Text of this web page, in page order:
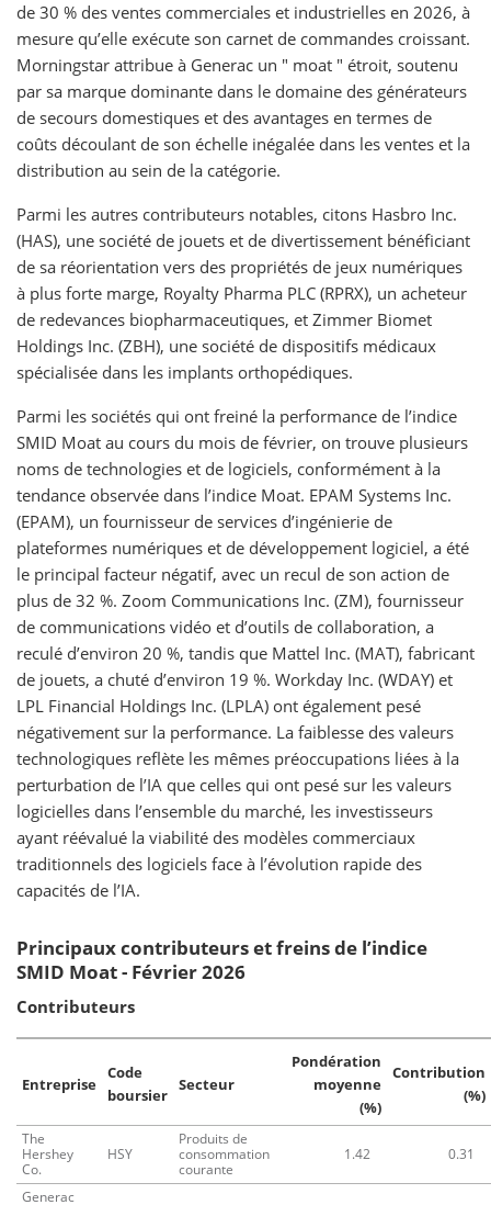
de 30 % des ventes commerciales et industrielles en 2026, à
mesure qu’elle exécute son carnet de commandes croissant.
Morningstar attribue à Generac un " moat " étroit, soutenu
par sa marque dominante dans le domaine des générateurs
de secours domestiques et des avantages en termes de
coûts découlant de son échelle inégalée dans les ventes et la
distribution au sein de la catégorie.
Parmi les autres contributeurs notables, citons Hasbro Inc.
(HAS), une société de jouets et de divertissement bénéficiant
de sa réorientation vers des propriétés de jeux numériques
à plus forte marge, Royalty Pharma PLC (RPRX), un acheteur
de redevances biopharmaceutiques, et Zimmer Biomet
Holdings Inc. (ZBH), une société de dispositifs médicaux
spécialisée dans les implants orthopédiques.
Parmi les sociétés qui ont freiné la performance de l’indice
SMID Moat au cours du mois de février, on trouve plusieurs
noms de technologies et de logiciels, conformément à la
tendance observée dans l’indice Moat. EPAM Systems Inc.
(EPAM), un fournisseur de services d’ingénierie de
plateformes numériques et de développement logiciel, a été
le principal facteur négatif, avec un recul de son action de
plus de 32 %. Zoom Communications Inc. (ZM), fournisseur
de communications vidéo et d’outils de collaboration, a
reculé d’environ 20 %, tandis que Mattel Inc. (MAT), fabricant
de jouets, a chuté d’environ 19 %. Workday Inc. (WDAY) et
LPL Financial Holdings Inc. (LPLA) ont également pesé
négativement sur la performance. La faiblesse des valeurs
technologiques reflète les mêmes préoccupations liées à la
perturbation de l’IA que celles qui ont pesé sur les valeurs
logicielles dans l’ensemble du marché, les investisseurs
ayant réévalué la viabilité des modèles commerciaux
traditionnels des logiciels face à l’évolution rapide des
capacités de l’IA.
Principaux contributeurs et freins de l’indice
SMID Moat - Février 2026
Contributeurs
Entreprise
Code
boursier
Secteur
Pondération
moyenne
(%)
Contribution
(%)
The
Hershey
Co.
HSY
Produits de
consommation
courante
1.42 0.31
Generac